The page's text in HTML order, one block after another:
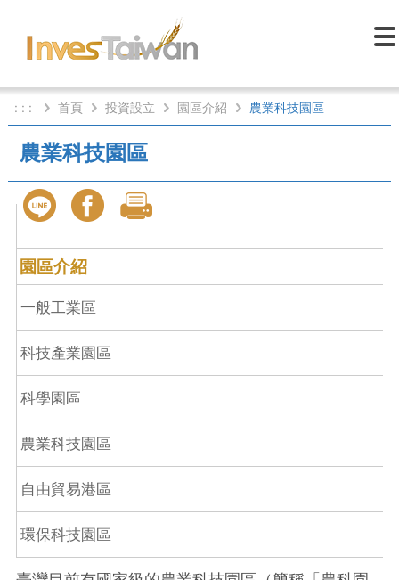
: : : 首頁 投資設立 園區介紹 農業科技園區
農業科技園區
園區介紹
一般工業區
科技產業園區
科學園區
農業科技園區
自由貿易港區
環保科技園區